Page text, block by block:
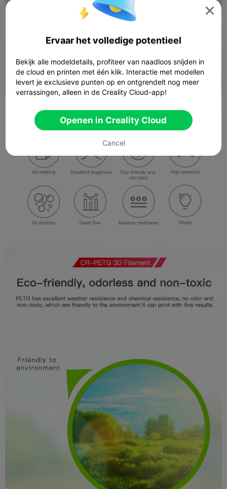

Ervaar het volledige potentieel
Bekijk alle modeldetails, profiteer van naadloos snijden in
de cloud en printen met één klik. Interactie met modellen
levert je exclusieve punten op en ontgrendelt nog meer
verrassingen, alleen in de Creality Cloud-app!
Openen in Creality Cloud
Cancel